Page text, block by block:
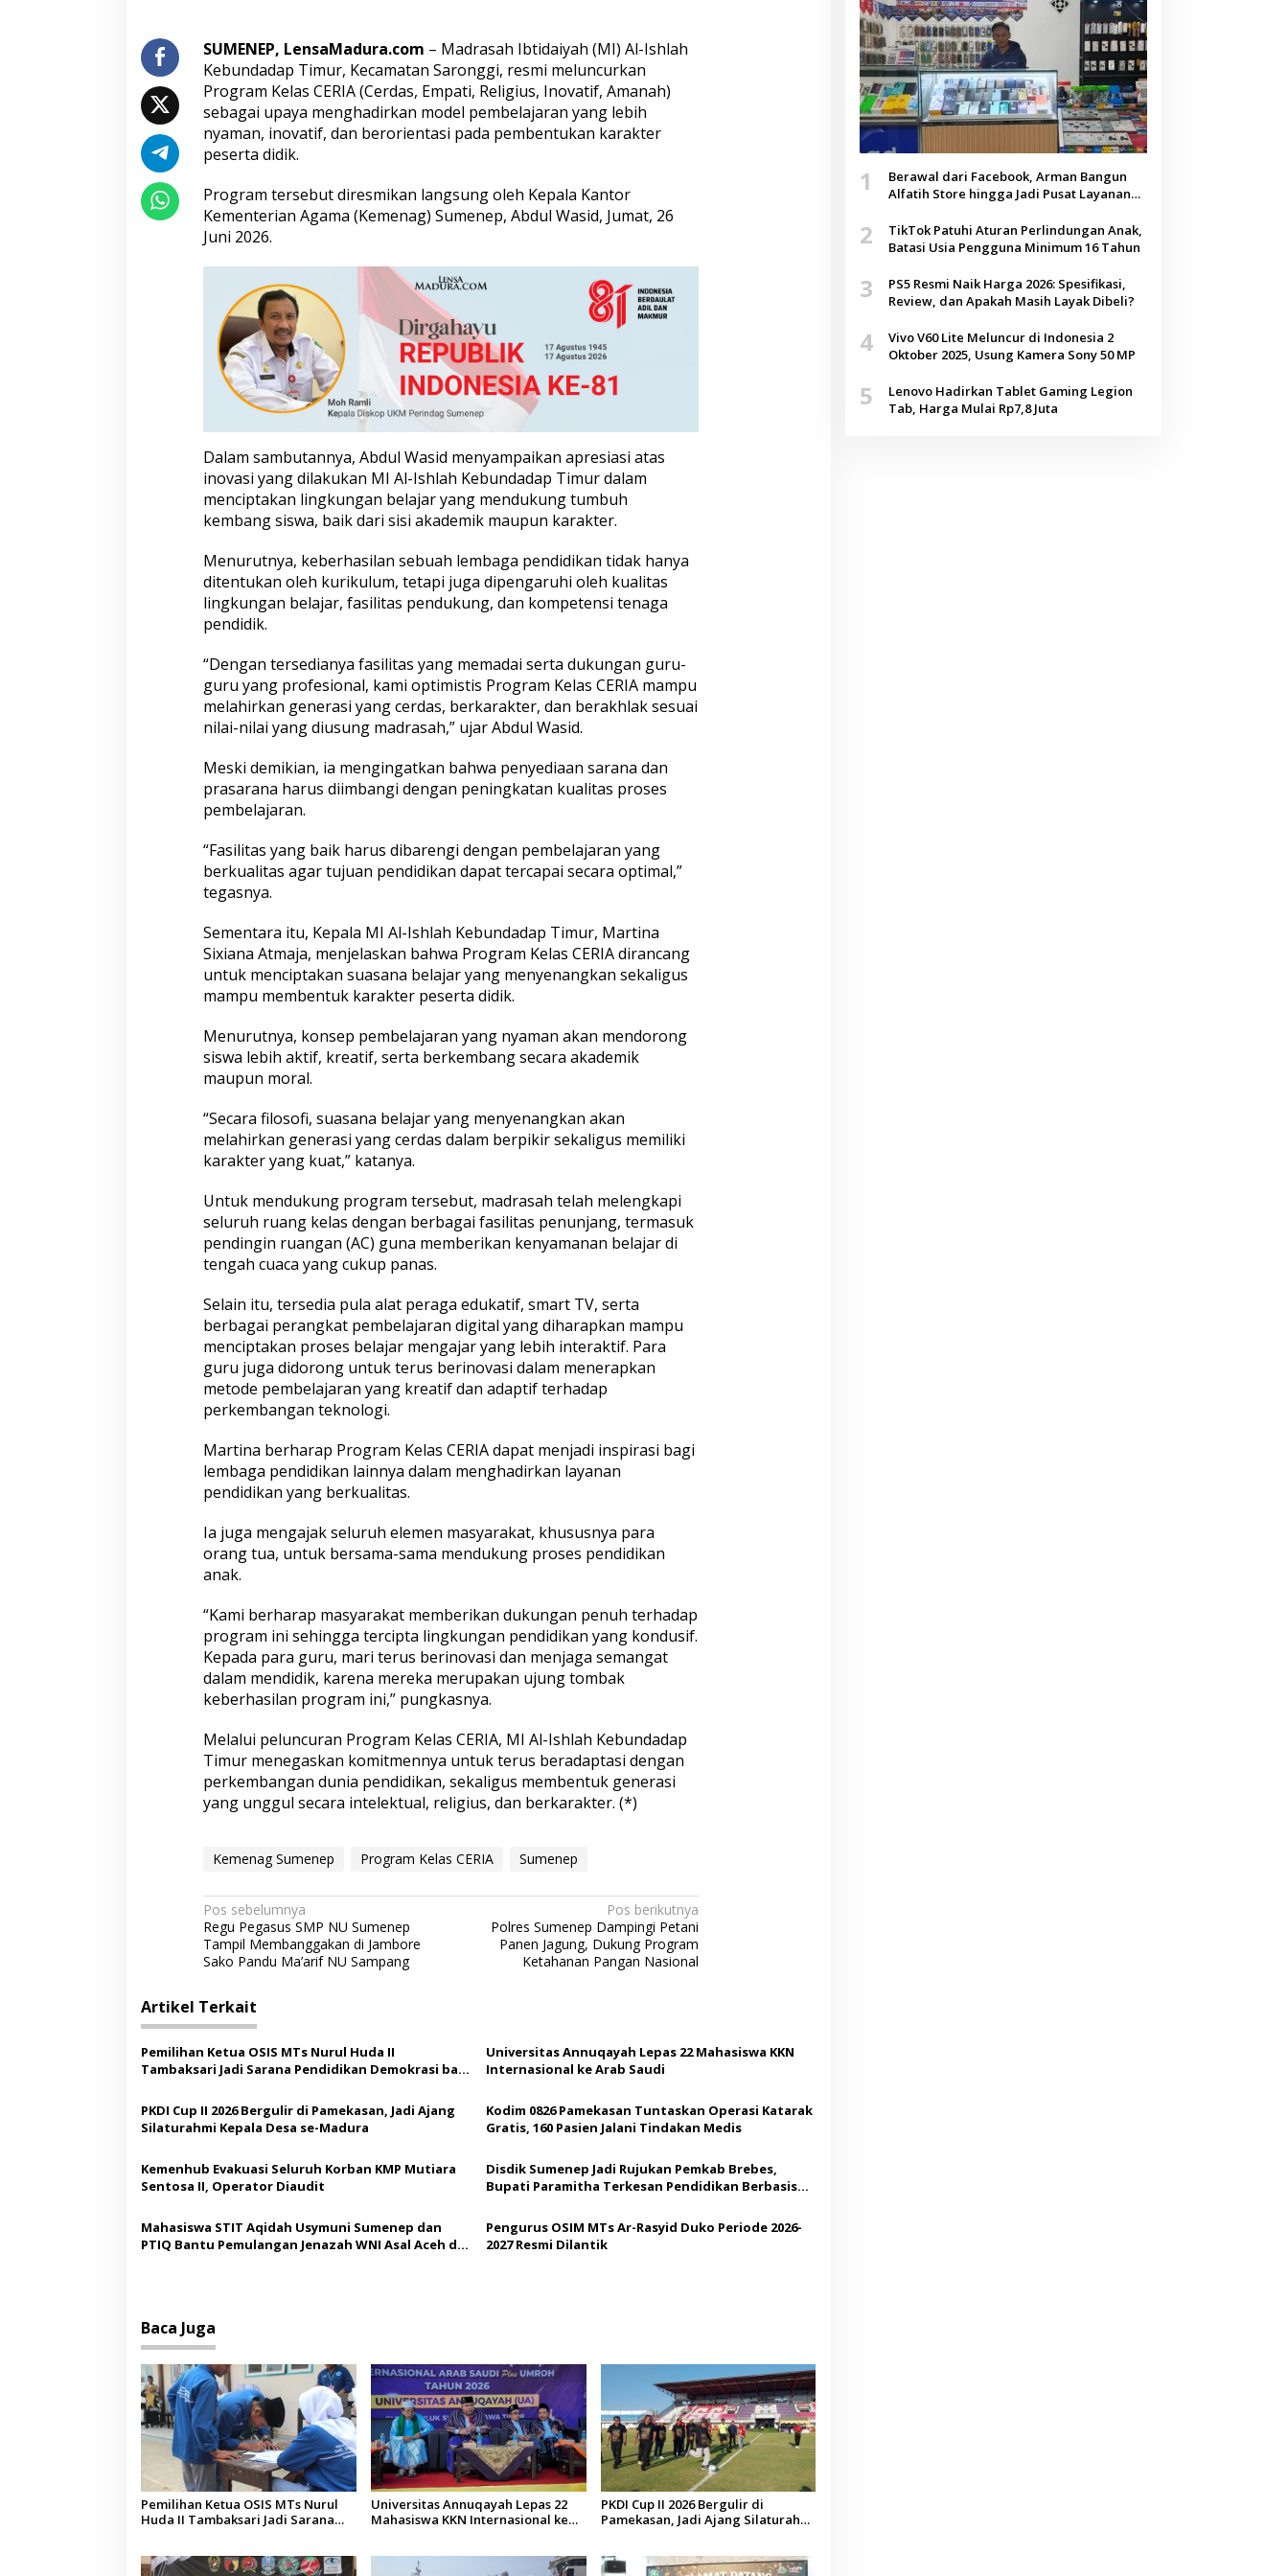
A
d
M
I
A
l
s
h
l
K
e
b
u
n
d
a
d
a
T
i
m
u
r
SUMENEP, LensaMadura.com – Madrasah Ibtidaiyah (MI) Al-Ishlah
Kebundadap Timur, Kecamatan Saronggi, resmi meluncurkan
Program Kelas CERIA (Cerdas, Empati, Religius, Inovatif, Amanah)
sebagai upaya menghadirkan model pembelajaran yang lebih
nyaman, inovatif, dan berorientasi pada pembentukan karakter
peserta didik.
Program tersebut diresmikan langsung oleh Kepala Kantor
Kementerian Agama (Kemenag) Sumenep, Abdul Wasid, Jumat, 26
Juni 2026.
Dalam sambutannya, Abdul Wasid menyampaikan apresiasi atas
inovasi yang dilakukan MI Al-Ishlah Kebundadap Timur dalam
menciptakan lingkungan belajar yang mendukung tumbuh
kembang siswa, baik dari sisi akademik maupun karakter.
Menurutnya, keberhasilan sebuah lembaga pendidikan tidak hanya
ditentukan oleh kurikulum, tetapi juga dipengaruhi oleh kualitas
lingkungan belajar, fasilitas pendukung, dan kompetensi tenaga
pendidik.
“Dengan tersedianya fasilitas yang memadai serta dukungan guru-
guru yang profesional, kami optimistis Program Kelas CERIA mampu
melahirkan generasi yang cerdas, berkarakter, dan berakhlak sesuai
nilai-nilai yang diusung madrasah,” ujar Abdul Wasid.
Meski demikian, ia mengingatkan bahwa penyediaan sarana dan
prasarana harus diimbangi dengan peningkatan kualitas proses
pembelajaran.
“Fasilitas yang baik harus dibarengi dengan pembelajaran yang
berkualitas agar tujuan pendidikan dapat tercapai secara optimal,”
tegasnya.
Sementara itu, Kepala MI Al-Ishlah Kebundadap Timur, Martina
Sixiana Atmaja, menjelaskan bahwa Program Kelas CERIA dirancang
untuk menciptakan suasana belajar yang menyenangkan sekaligus
mampu membentuk karakter peserta didik.
Menurutnya, konsep pembelajaran yang nyaman akan mendorong
siswa lebih aktif, kreatif, serta berkembang secara akademik
maupun moral.
“Secara filosofi, suasana belajar yang menyenangkan akan
melahirkan generasi yang cerdas dalam berpikir sekaligus memiliki
karakter yang kuat,” katanya.
Untuk mendukung program tersebut, madrasah telah melengkapi
seluruh ruang kelas dengan berbagai fasilitas penunjang, termasuk
pendingin ruangan (AC) guna memberikan kenyamanan belajar di
tengah cuaca yang cukup panas.
Selain itu, tersedia pula alat peraga edukatif, smart TV, serta
berbagai perangkat pembelajaran digital yang diharapkan mampu
menciptakan proses belajar mengajar yang lebih interaktif. Para
guru juga didorong untuk terus berinovasi dalam menerapkan
metode pembelajaran yang kreatif dan adaptif terhadap
perkembangan teknologi.
Martina berharap Program Kelas CERIA dapat menjadi inspirasi bagi
lembaga pendidikan lainnya dalam menghadirkan layanan
pendidikan yang berkualitas.
Ia juga mengajak seluruh elemen masyarakat, khususnya para
orang tua, untuk bersama-sama mendukung proses pendidikan
anak.
“Kami berharap masyarakat memberikan dukungan penuh terhadap
program ini sehingga tercipta lingkungan pendidikan yang kondusif.
Kepada para guru, mari terus berinovasi dan menjaga semangat
dalam mendidik, karena mereka merupakan ujung tombak
keberhasilan program ini,” pungkasnya.
Melalui peluncuran Program Kelas CERIA, MI Al-Ishlah Kebundadap
Timur menegaskan komitmennya untuk terus beradaptasi dengan
perkembangan dunia pendidikan, sekaligus membentuk generasi
yang unggul secara intelektual, religius, dan berkarakter. (*)
Kemenag Sumenep Program Kelas CERIA Sumenep
N
a
v
i
g
a
s
i
p
o
s
Pos sebelumnya
Regu Pegasus SMP NU Sumenep
Tampil Membanggakan di Jambore
Sako Pandu Ma’arif NU Sampang
Pos berikutnya
Polres Sumenep Dampingi Petani
Panen Jagung, Dukung Program
Ketahanan Pangan Nasional
Artikel Terkait
Pemilihan Ketua OSIS MTs Nurul Huda II
Tambaksari Jadi Sarana Pendidikan Demokrasi bagi
Universitas Annuqayah Lepas 22 Mahasiswa KKN
Internasional ke Arab Saudi
PKDI Cup II 2026 Bergulir di Pamekasan, Jadi Ajang
Silaturahmi Kepala Desa se-Madura
Kodim 0826 Pamekasan Tuntaskan Operasi Katarak
Gratis, 160 Pasien Jalani Tindakan Medis
Kemenhub Evakuasi Seluruh Korban KMP Mutiara
Sentosa II, Operator Diaudit
Disdik Sumenep Jadi Rujukan Pemkab Brebes,
Bupati Paramitha Terkesan Pendidikan Berbasis
Mahasiswa STIT Aqidah Usymuni Sumenep dan
PTIQ Bantu Pemulangan Jenazah WNI Asal Aceh di
Pengurus OSIM MTs Ar-Rasyid Duko Periode 2026-
2027 Resmi Dilantik
Baca Juga
Pemilihan Ketua OSIS MTs Nurul
Huda II Tambaksari Jadi Sarana
Universitas Annuqayah Lepas 22
Mahasiswa KKN Internasional ke
PKDI Cup II 2026 Bergulir di
Pamekasan, Jadi Ajang Silaturahmi
1
Berawal dari Facebook, Arman Bangun
Alfatih Store hingga Jadi Pusat Layanan
2
TikTok Patuhi Aturan Perlindungan Anak,
Batasi Usia Pengguna Minimum 16 Tahun
3
PS5 Resmi Naik Harga 2026: Spesifikasi,
Review, dan Apakah Masih Layak Dibeli?
4
Vivo V60 Lite Meluncur di Indonesia 2
Oktober 2025, Usung Kamera Sony 50 MP
5
Lenovo Hadirkan Tablet Gaming Legion
Tab, Harga Mulai Rp7,8 Juta